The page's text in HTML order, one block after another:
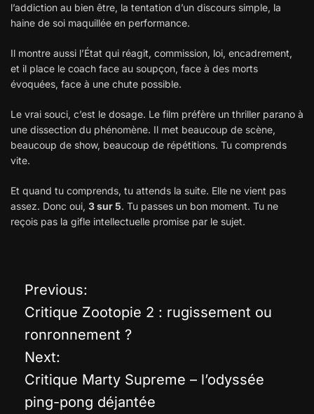
l’addiction au bien être, la tentation d’un discours simple, la
haine de soi maquillée en performance.
Il montre aussi l’État qui réagit, commission, loi, encadrement,
et il place le coach face au soupçon, face à des morts
évoquées, face à une chute possible.
Le vrai souci, c’est le dosage. Le film préfère un thriller parano à
une dissection du phénomène. Il met beaucoup de scène,
beaucoup de show, beaucoup de répétitions. Tu comprends
vite.
Et quand tu comprends, tu attends la suite. Elle ne vient pas
assez. Donc oui, 3 sur 5. Tu passes un bon moment. Tu ne
reçois pas la gifle intellectuelle promise par le sujet.
N
a
v
i
Previous:
Critique Zootopie 2 : rugissement ou
ronronnement ?
Next:
Critique Marty Supreme – l’odyssée
ping-pong déjantée